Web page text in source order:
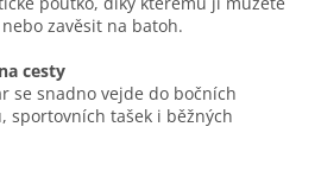
zavěsit na batoh.
cesty
se snadno vejde do bočních
sportovních tašek i běžných